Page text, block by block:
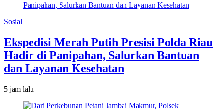
Sosial
Ekspedisi Merah Putih Presisi Polda Riau
Hadir di Panipahan, Salurkan Bantuan
dan Layanan Kesehatan
5 jam lalu